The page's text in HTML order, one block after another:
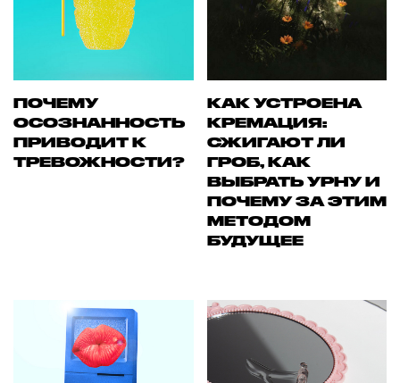
ПОЧЕМУ
ОСОЗНАННОСТЬ
ПРИВОДИТ К
ТРЕВОЖНОСТИ?
КАК УСТРОЕНА
КРЕМАЦИЯ:
СЖИГАЮТ ЛИ
ГРОБ, КАК
ВЫБРАТЬ УРНУ И
ПОЧЕМУ ЗА ЭТИМ
МЕТОДОМ
БУДУЩЕЕ